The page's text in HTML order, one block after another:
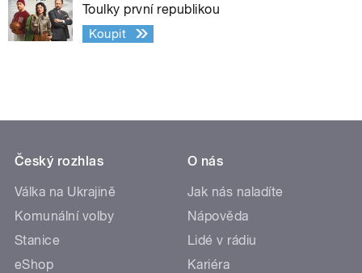
Toulky první republikou
Koupit
Český rozhlas
Válka na Ukrajině
Komunální volby
Stanice
eShop
O nás
Jak nás naladíte
Nápověda
Lidé v rádiu
Kariéra